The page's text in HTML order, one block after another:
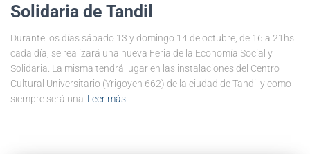
Solidaria de Tandil
Durante los días sábado 13 y domingo 14 de octubre, de 16 a 21hs.
cada día, se realizará una nueva Feria de la Economía Social y
Solidaria. La misma tendrá lugar en las instalaciones del Centro
Cultural Universitario (Yrigoyen 662) de la ciudad de Tandil y como
siempre será una Leer más